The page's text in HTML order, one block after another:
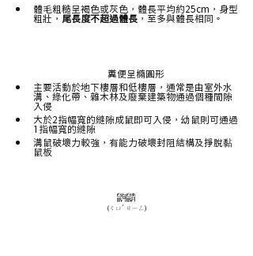
體毛粗糙呈褐色或灰色，體長平均約25cm，身型
粗壯，尾長度不超過體長，至多與體長相同。
糞便呈橢圓形
主要活動於地下樓層和低樓層，通常是由室外水
溝、綠化帶、雜木林及廢棄建築物通過個種間隙
入侵
大於2指幅寬的縫隙成鼠即可入侵，幼鼠則可通過
1指幅寬的縫隙
溝鼠破壞力較強，有能力破壞封阻結構及掙脫黏
鼠板
鼩鼱
(ㄑㄩˊ ㄐㄧㄥ)